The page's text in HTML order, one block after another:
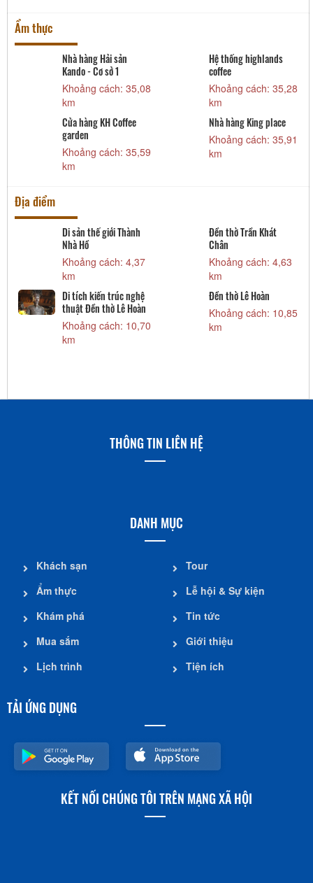
Ẩm thực
Nhà hàng Hải sản
Kando - Cơ sở 1
Khoảng cách: 35,08
km
Hệ thống highlands
coffee
Khoảng cách: 35,28
km
Cửa hàng KH Coffee
garden
Khoảng cách: 35,59
km
Nhà hàng King place
Khoảng cách: 35,91
km
Địa điểm
Di sản thế giới Thành
Nhà Hồ
Khoảng cách: 4,37
km
Đền thờ Trần Khát
Chân
Khoảng cách: 4,63
km
Di tích kiến trúc nghệ
thuật Đền thờ Lê Hoàn
Khoảng cách: 10,70
km
Đền thờ Lê Hoàn
Khoảng cách: 10,85
km
THÔNG TIN LIÊN HỆ
DANH MỤC
Khách sạn
Ẩm thực
Khám phá
Mua sắm
Lịch trình
Tour
Lễ hội & Sự kiện
Tin tức
Giới thiệu
Tiện ích
TẢI ỨNG DỤNG
KẾT NỐI CHÚNG TÔI TRÊN MẠNG XÃ HỘI